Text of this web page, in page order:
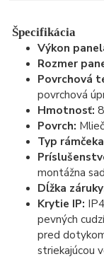
Špecifikácia
Výkon
Rozmer
Povrchová
povrchová
Hmotnosť:
Povrch:
Typ
montážna
Dĺžka
Krytie IP:
pevných
pred
striekajúcou